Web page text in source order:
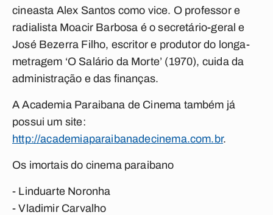
cineasta Alex Santos como vice. O professor e
radialista Moacir Barbosa é o secretário-geral e
José Bezerra Filho, escritor e produtor do longa-
metragem ‘O Salário da Morte’ (1970), cuida da
administração e das finanças.
A Academia Paraibana de Cinema também já
possui um site:
http://academiaparaibanadecinema.com.br.
Os imortais do cinema paraibano
- Linduarte Noronha
- Vladimir Carvalho